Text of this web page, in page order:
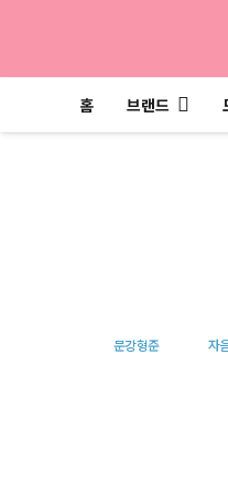
홈 브랜드
파국
문강형준 자